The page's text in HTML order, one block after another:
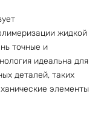
жидкой
точные и
идеальна для
деталей, таких
элементы